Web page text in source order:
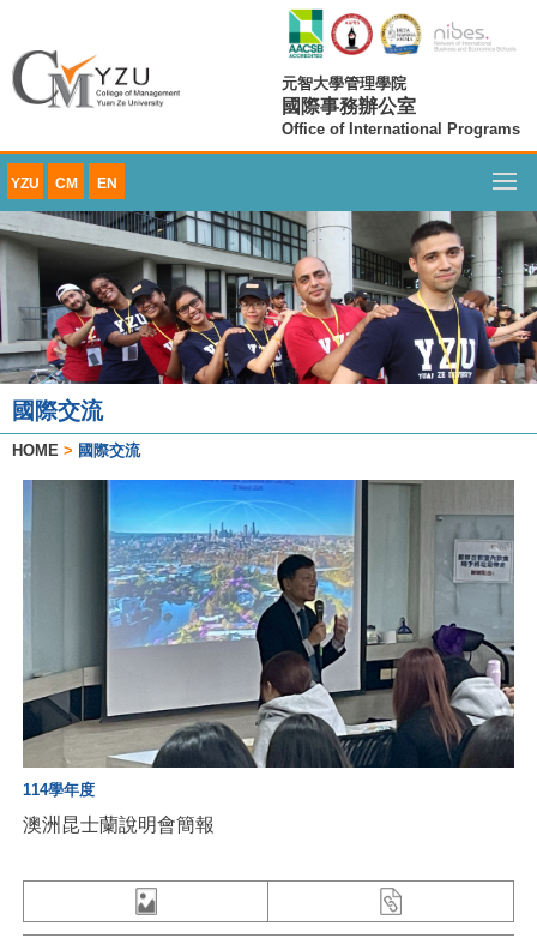
元智大學管理學院
國際事務辦公室
Office of International Programs
YZU CM EN
國際交流
HOME > 國際交流
114學年度
澳洲昆士蘭說明會簡報